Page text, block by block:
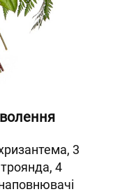
3
троянда, 4